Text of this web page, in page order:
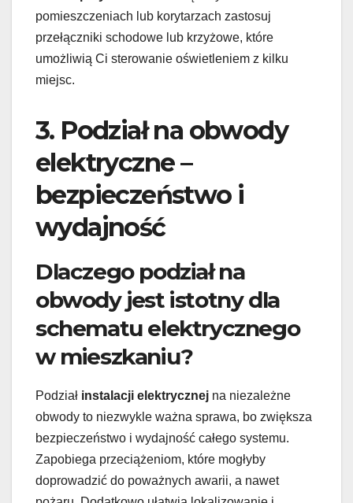
pomieszczeniach lub korytarzach zastosuj
przełączniki schodowe lub krzyżowe, które
umożliwią Ci sterowanie oświetleniem z kilku
miejsc.
3. Podział na obwody
elektryczne –
bezpieczeństwo i
wydajność
Dlaczego podział na
obwody jest istotny dla
schematu elektrycznego
w mieszkaniu?
Podział instalacji elektrycznej na niezależne
obwody to niezwykle ważna sprawa, bo zwiększa
bezpieczeństwo i wydajność całego systemu.
Zapobiega przeciążeniom, które mogłyby
doprowadzić do poważnych awarii, a nawet